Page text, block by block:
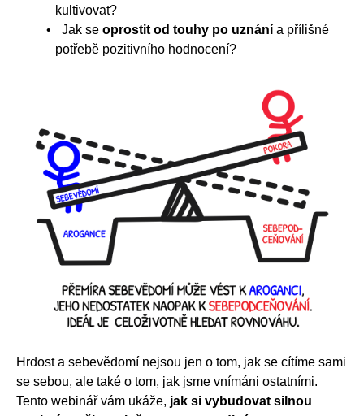
kultivovat?
Jak se oprostit od touhy po uznánía přílišné
potřebě pozitivního hodnocení?
Hrdost a sebevědomí nejsou jen o tom, jak se cítíme sami
se sebou, ale také o tom, jak jsme vnímáni ostatními.
Tento webinář vám ukáže, jak si vybudovat silnou